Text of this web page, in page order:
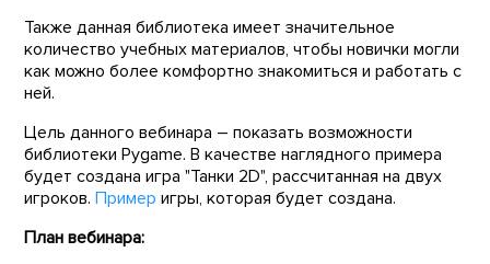
Также данная библиотека имеет значительное
количество учебных материалов, чтобы новички могли
как можно более комфортно знакомиться и работать с
ней.
Цель данного вебинара – показать возможности
библиотеки Pygame. В качестве наглядного примера
будет создана игра "Танки 2D", рассчитанная на двух
игроков.Пример игры, которая будет создана.
План вебинара: